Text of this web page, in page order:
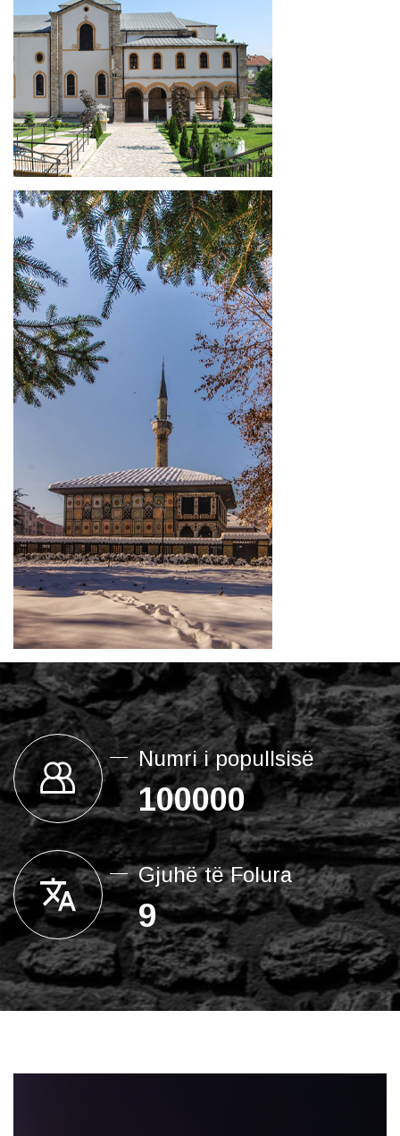
Numri i popullsisë
100000
Gjuhë të Folura
9